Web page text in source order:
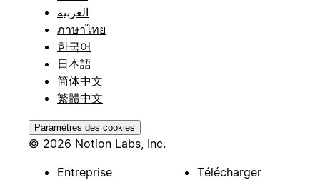
العربية
ภาษาไทย
한국어
日本語
简体中文
繁體中文
Paramètres des cookies
© 2026 Notion Labs, Inc.
Entreprise
Télécharger